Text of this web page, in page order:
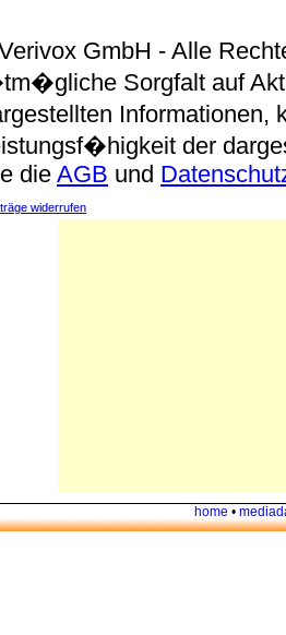
GmbH - Alle
Sorgfalt auf
der
die AGB und
widerrufen
home •